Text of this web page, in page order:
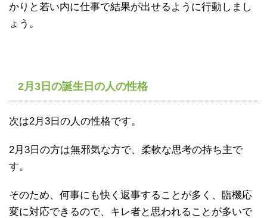
かりと若い内に仕事で結果が出せるように行動しまし
ょう。
2月3日の誕生日の人の性格
次は2月3日の人の性格です。
2月3日の方は無邪気な方で、柔軟な思考の持ち主で
す。
そのため、何事にも快く返事することが多く、臨機応
変に対応できるので、キレ者と思われることが多いで